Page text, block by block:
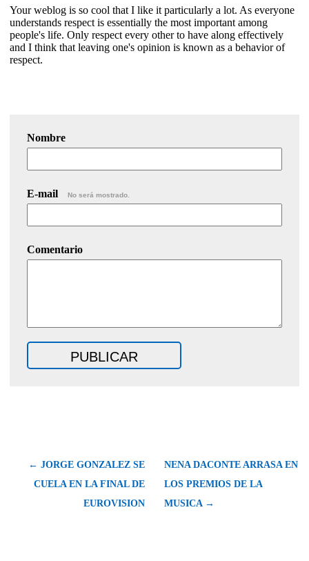
Your weblog is so cool that I like it particularly a lot. As everyone
understands respect is essentially the most important among
people's life. Only respect every other to have along effectively
and I think that leaving one's opinion is known as a behavior of
respect.
Nombre
E-mail No será mostrado.
Comentario
← JORGE GONZALEZ SE
CUELA EN LA FINAL DE
EUROVISION
NENA DACONTE ARRASA EN
LOS PREMIOS DE LA
MUSICA →